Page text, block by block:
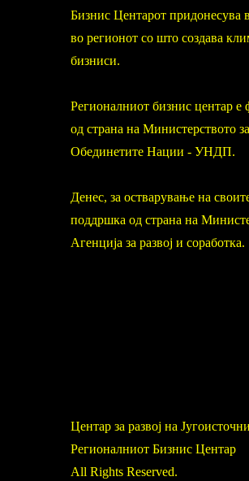
Бизнис Центарот придонесува
во регионот со што создава
бизниси.
Регионалниот бизнис центар
од страна на Министерството
Обединетите Нации - УНДП.
Денес, за остварување на
поддршка од страна на
Агенција за развој и соработка.
Центар за развој на
Регионалниот Бизнис Центар
All Rights Reserved.